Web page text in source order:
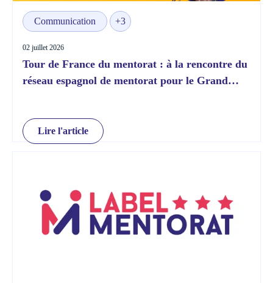
Communication +3
02 juillet 2026
Tour de France du mentorat : à la rencontre du
réseau espagnol de mentorat pour le Grand
Lire l'article